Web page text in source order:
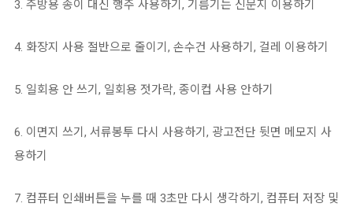
3. 주방용 종이 대신 행주 사용하기, 기름기는 신문지 이용하기
4. 화장지 사용 절반으로 줄이기, 손수건 사용하기, 걸레 이용하기
5. 일회용 안 쓰기, 일회용 젓가락, 종이컵 사용 안하기
6. 이면지 쓰기, 서류봉투 다시 사용하기, 광고전단 뒷면 메모지 사
용하기
7. 컴퓨터 인쇄버튼을 누를 때 3초만 다시 생각하기, 컴퓨터 저장 및